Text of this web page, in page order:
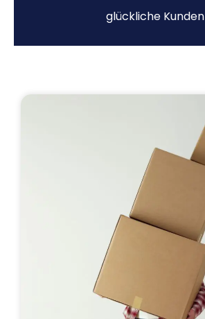
glückliche Kunden